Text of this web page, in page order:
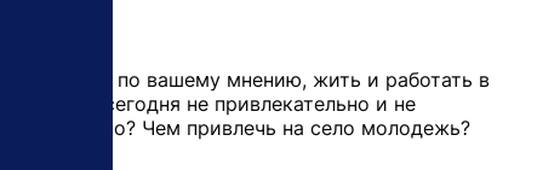
- Почему, по вашему мнению, жить и работать в
деревне сегодня не привлекательно и не
престижно? Чем привлечь на село молодежь?